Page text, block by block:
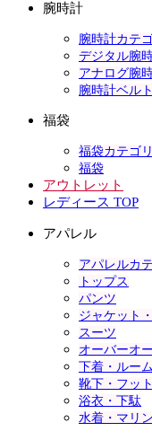
腕時計
腕時計カテ
デジタル腕
アナログ腕
腕時計ベル
福袋
福袋カテゴ
福袋
アウトレット
レディース TOP
アパレル
アパレルカ
トップス
パンツ
ジャケット
スーツ
オーバーオ
下着・ルー
靴下・フッ
浴衣・下駄
水着・マリ